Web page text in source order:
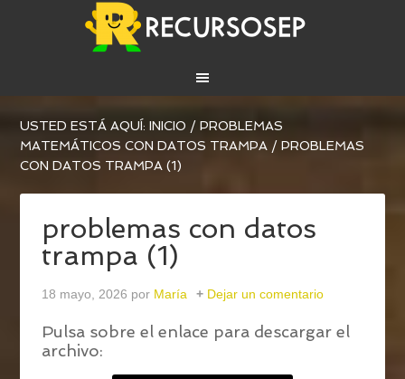
USTED ESTÁ AQUÍ:INICIO / PROBLEMAS
MATEMÁTICOS CON DATOS TRAMPA / PROBLEMAS
CON DATOS TRAMPA (1)
problemas con datos
trampa (1)
18 mayo, 2026 por María Dejar un comentario
Pulsa sobre el enlace para descargar el
archivo: